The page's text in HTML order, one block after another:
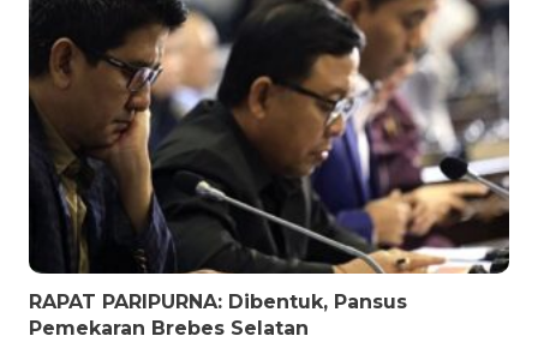
RAPAT PARIPURNA: Dibentuk, Pansus
Pemekaran Brebes Selatan